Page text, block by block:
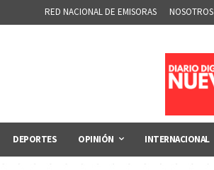
RED NACIONAL DE EMISORAS NOSOTROS
DEPORTES OPINIÓN INTERNACIONAL